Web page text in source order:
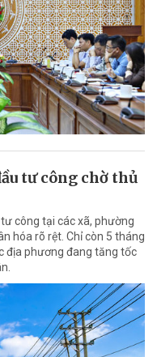
tư công chờ thủ
công tại các xã, phường
hóa rõ rệt. Chỉ còn 5 tháng
địa phương đang tăng tốc